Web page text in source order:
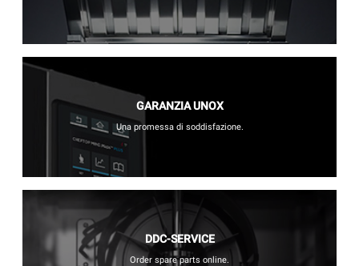
GARANZIA UNOX
Una promessa di soddisfazione.
DDC-SERVICE
Order spare parts online.